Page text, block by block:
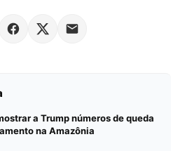
a Trump números de queda
na Amazônia